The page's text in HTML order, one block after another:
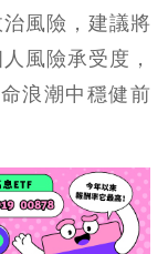
風險，建議將
風險承受度，
浪潮中穩健前